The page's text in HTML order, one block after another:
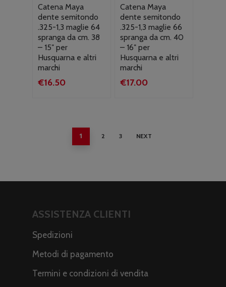
Catena Maya
dente semitondo
.325-1,3 maglie 64
spranga da cm. 38
– 15″ per
Husquarna e altri
marchi
€16.50
Catena Maya
dente semitondo
.325-1,3 maglie 66
spranga da cm. 40
– 16″ per
Husquarna e altri
marchi
€17.00
1 2 3 NEXT
ASSISTENZA CLIENTI
Spedizioni
Metodi di pagamento
Termini e condizioni di vendita